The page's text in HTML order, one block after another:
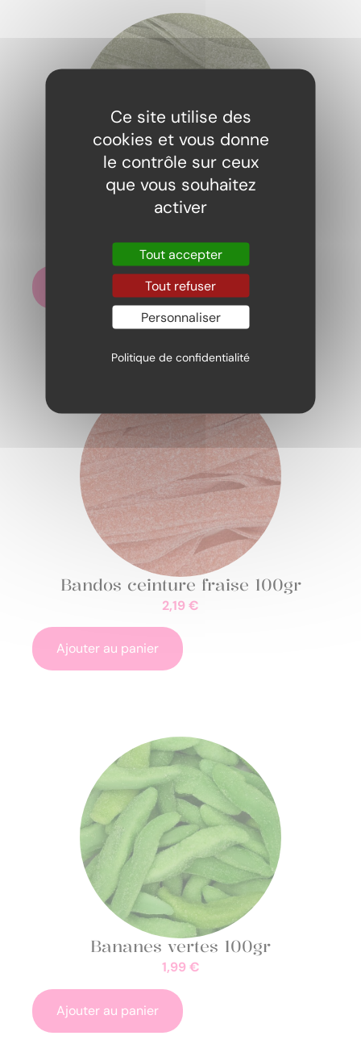
2,19€
Ajouter au panier
Bandos ceinture fraise 100gr
2,19€
Ajouter au panier
Bananes vertes 100gr
1,99 €
Ajouter au panier
Ce site utilise des
cookies et vous donne
le contrôle sur ceux
que vous souhaitez
activer
Tout accepter
Tout refuser
Personnaliser
Politique de confidentialité